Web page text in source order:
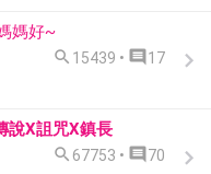
媽好~
 15439 •  17
說X詛咒X鎮長
 67753 •  70